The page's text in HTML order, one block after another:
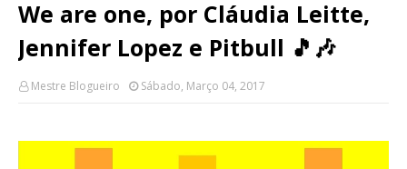
We are one, por Cláudia Leitte,
Jennifer Lopez e Pitbull 🎵🎶
Mestre Blogueiro Sábado, Março 04, 2017